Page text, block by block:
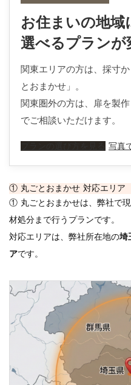
お住まいの地域
選べるプランが
関東エリアの方は、採寸
とおまかせ」。
関東圏外の方は、扉を製
でご相談いただけます。
写真
① 丸ごとおまかせ 対応エリア
① 丸ごとおまかせは、弊社で
材処分まで行うプランです。
対応エリアは、弊社所在地の埼
アです。